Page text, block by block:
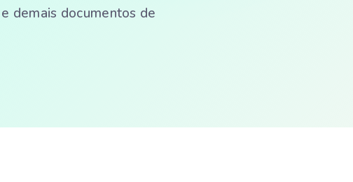
demais documentos de